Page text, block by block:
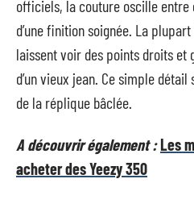
officiels, la couture oscille
d’une finition soignée. La
laissent voir des points droits et
d’un vieux jean. Ce simple
de la réplique bâclée.
A découvrir également :Les
acheter des Yeezy 350